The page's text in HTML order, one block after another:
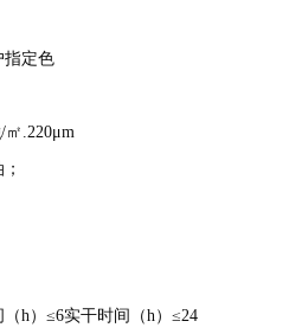
指定色
㎡.220μm
h）≤6实干时间（h）≤24